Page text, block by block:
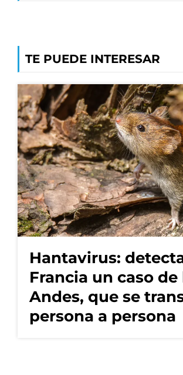
TE PUEDE INTERESAR
Hantavirus:
Francia un caso de
Andes, que se
persona a persona